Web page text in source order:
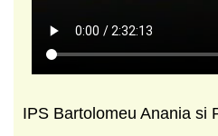
IPS Bartolomeu Anania si